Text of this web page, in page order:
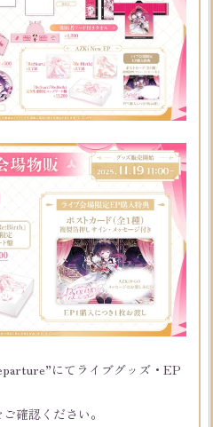
にてライブグッズ・EP
確認ください。